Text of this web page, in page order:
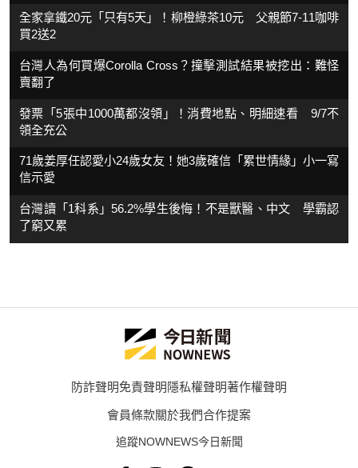
全家拿鐵20元「只有5天」！柳橙綠茶10元 父親節7-11咖啡
買2送2
台灣人為何買爆Corolla Cross？撞擊測試結果被挖出：難怪
賣翻了
發票「5張中1000萬都沒領」！消費地點、明細速看 9/7不
領全充公
71歲姜厚任認愛小24歲女友！她3歲確信「累世情緣」小一寫
信示愛
台灣讀「1科系」56.2%學生後悔！不是獸醫、中文 學霸認
了窮又累
防詐聲明免責聲明隱私權聲明著作權聲明
會員條款關於我們合作提案
追蹤NOWNEWS今日新聞